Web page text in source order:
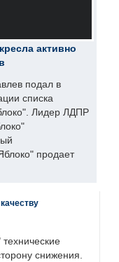
активно
подал в
списка
Лидер ЛДПР
продает
снижения.